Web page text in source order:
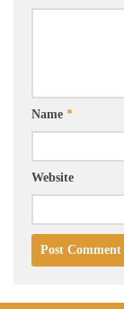
Name *
Website